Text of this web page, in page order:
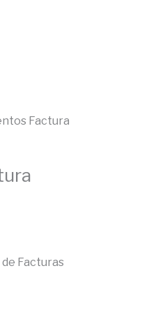
Factura
Facturas